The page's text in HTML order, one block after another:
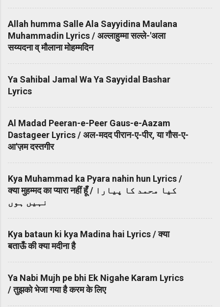
Allah humma Salle Ala Sayyidina Maulana
Muhammadin Lyrics / अल्लाहुम्मा सल्ले-'अला
सय्यदना व् मौलाना मोहम्मदिन
Ya Sahibal Jamal Wa Ya Sayyidal Bashar
Lyrics
Al Madad Peeran-e-Peer Gaus-e-Aazam
Dastageer Lyrics / अल-मदद पीरान-ए-पीर, या गौस-ए-
आ'ज़म दस्तगीर
Kya Muhammad ka Pyara nahin hun Lyrics /
क्या मुहम्मद का प्यारा नहीं हूँ / کیا محمد کا پیارا
نہیں ہوں
Kya bataun ki kya Madina hai Lyrics / क्या
बताऊँ की क्या मदीना है
Ya Nabi Mujh pe bhi Ek Nigahe Karam Lyrics
/ तुझको भेजा गया है करम के लिए